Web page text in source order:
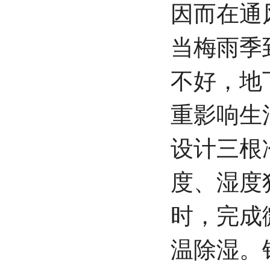
因而在
当梅雨
不好，地
重影响生
设计三根
度、湿
时，完成
温除湿。